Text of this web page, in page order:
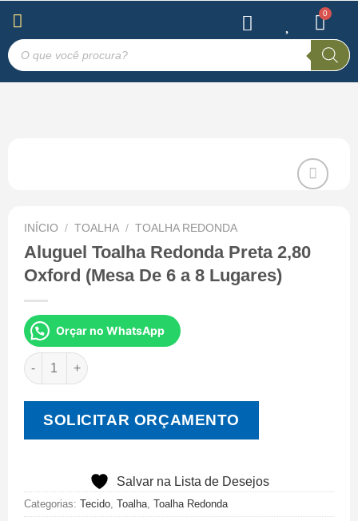
na Lista
de
INÍCIO / TOALHA / TOALHA REDONDA
Aluguel Toalha Redonda Preta 2,80
Oxford (Mesa De 6 a 8 Lugares)
Orçar no WhatsApp
SOLICITAR ORÇAMENTO
Salvar na Lista de Desejos
Categorias: Tecido Toalha Toalha Redonda